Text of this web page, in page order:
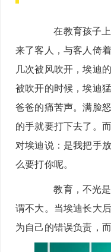
在教育孩子上
来了客人，与客人倚
几次被风吹开，埃迪
被吹开的时候，埃迪
爸爸的痛苦声。满脸
的手就要打下去了。
对埃迪说：是我把手
么要打你呢。
教育，不光是
谓不大。当埃迪长大
为自己的错误负责，